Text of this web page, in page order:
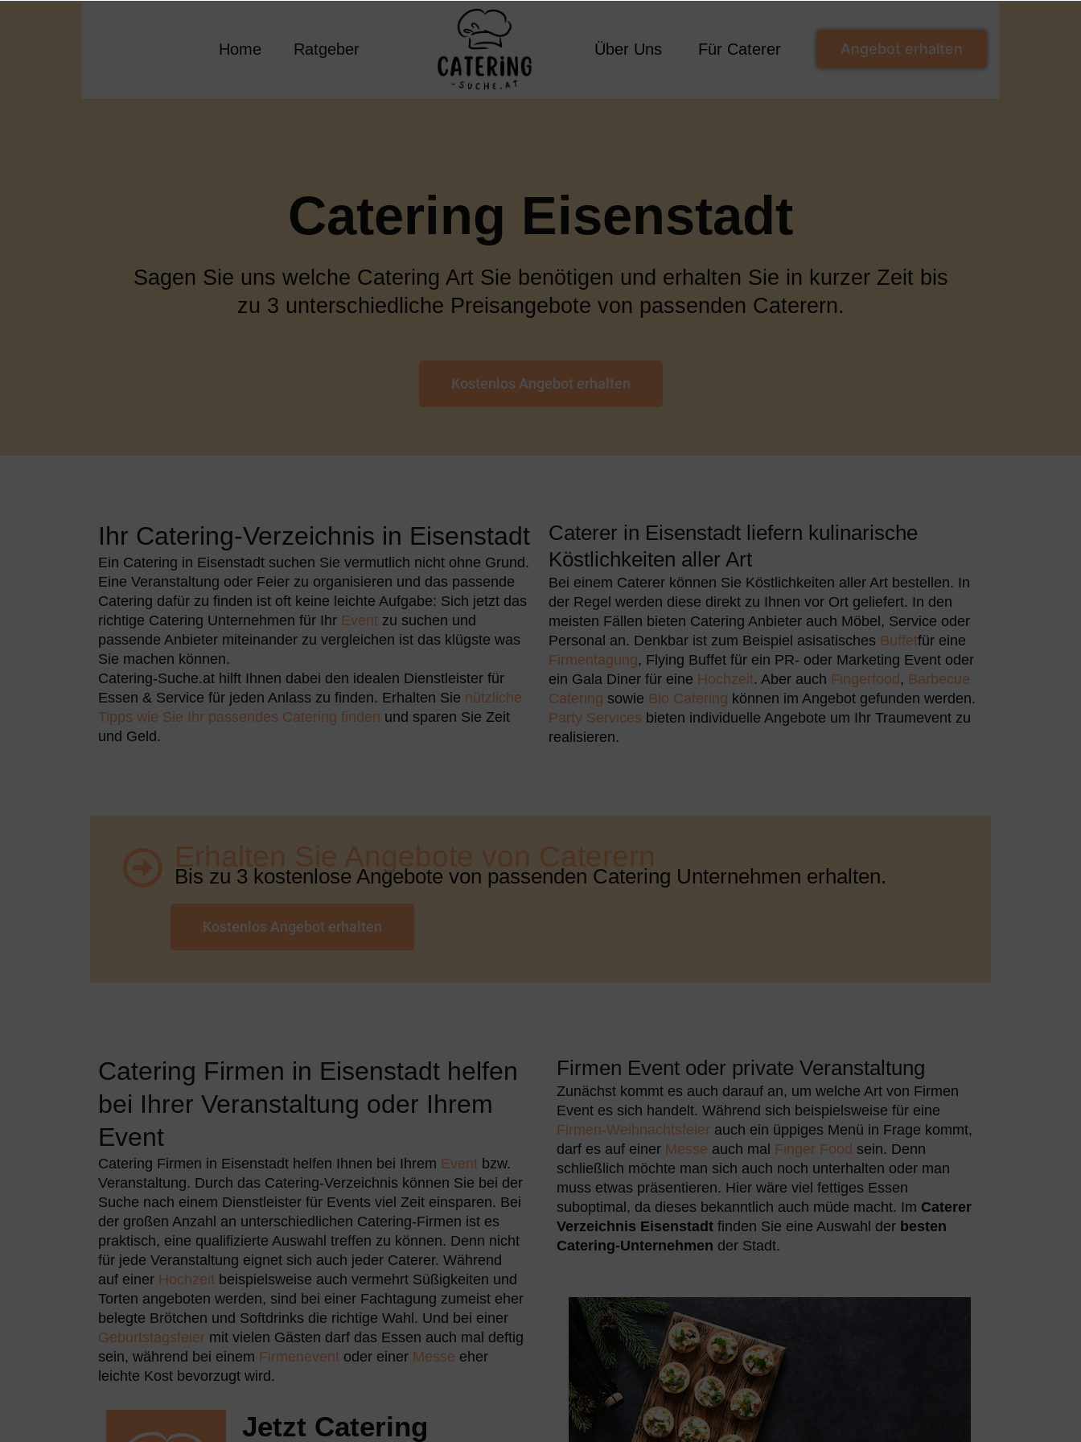
Home Ratgeber Über Uns Für Caterer Angebot erhalten
Catering Eisenstadt
Sagen Sie uns welche Catering Art Sie benötigen und erhalten Sie in kurzer Zeit bis
zu 3 unterschiedliche Preisangebote von passenden Caterern.
Kostenlos Angebot erhalten
Ihr Catering-Verzeichnis in Eisenstadt
Ein Catering in Eisenstadt suchen Sie vermutlich nicht ohne Grund.
Eine Veranstaltung oder Feier zu organisieren und das passende
Catering dafür zu finden ist oft keine leichte Aufgabe: Sich jetzt das
richtige Catering Unternehmen für Ihr Event zu suchen und
passende Anbieter miteinander zu vergleichen ist das klügste was
Sie machen können.
Catering-Suche.at hilft Ihnen dabei den idealen Dienstleister für
Essen & Service für jeden Anlass zu finden. Erhalten Sie nützliche
Tipps wie Sie Ihr passendes Catering finden und sparen Sie Zeit
und Geld.
Caterer in Eisenstadt liefern kulinarische
Köstlichkeiten aller Art
Bei einem Caterer können Sie Köstlichkeiten aller Art bestellen. In
der Regel werden diese direkt zu Ihnen vor Ort geliefert. In den
meisten Fällen bieten Catering Anbieter auch Möbel, Service oder
Personal an. Denkbar ist zum Beispiel asisatisches Buffetfür eine
Firmentagung, Flying Buffet für ein PR- oder Marketing Event oder
ein Gala Diner für eine Hochzeit. Aber auch Fingerfood, Barbecue
Catering sowie Bio Catering können im Angebot gefunden werden.
Party Services bieten individuelle Angebote um Ihr Traumevent zu
realisieren.
Erhalten Sie Angebote von Caterern
Bis zu 3 kostenlose Angebote von passenden Catering Unternehmen erhalten.
Kostenlos Angebot erhalten
Catering Firmen in Eisenstadt helfen
bei Ihrer Veranstaltung oder Ihrem
Event
Catering Firmen in Eisenstadt helfen Ihnen bei Ihrem Event bzw.
Veranstaltung. Durch das Catering-Verzeichnis können Sie bei der
Suche nach einem Dienstleister für Events viel Zeit einsparen. Bei
der großen Anzahl an unterschiedlichen Catering-Firmen ist es
praktisch, eine qualifizierte Auswahl treffen zu können. Denn nicht
für jede Veranstaltung eignet sich auch jeder Caterer. Während
auf einer Hochzeit beispielsweise auch vermehrt Süßigkeiten und
Torten angeboten werden, sind bei einer Fachtagung zumeist eher
belegte Brötchen und Softdrinks die richtige Wahl. Und bei einer
Geburtstagsfeier mit vielen Gästen darf das Essen auch mal deftig
sein, während bei einem Firmenevent oder einer Messe eher
leichte Kost bevorzugt wird.
Jetzt Catering
Firmen Event oder private Veranstaltung
Zunächst kommt es auch darauf an, um welche Art von Firmen
Event es sich handelt. Während sich beispielsweise für eine
Firmen-Weihnachtsfeier auch ein üppiges Menü in Frage kommt,
darf es auf einer Messe auch mal Finger Food sein. Denn
schließlich möchte man sich auch noch unterhalten oder man
muss etwas präsentieren. Hier wäre viel fettiges Essen
suboptimal, da dieses bekanntlich auch müde macht. Im Caterer
Verzeichnis Eisenstadt finden Sie eine Auswahl der besten
Catering-Unternehmen der Stadt.